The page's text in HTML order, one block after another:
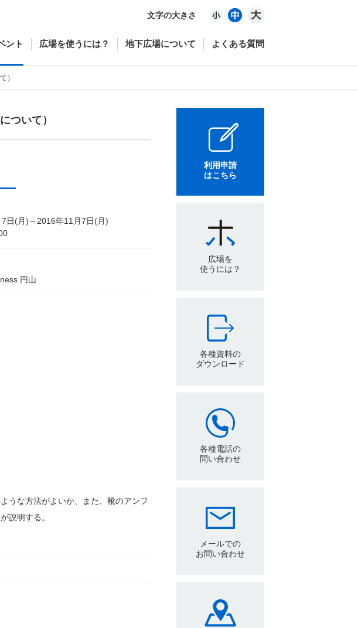
文字の大きさ
ント 広場を使うには？ 地下広場について よくある質問
）
ついて）
日(月)～2016年11月7日(月)
円山
うな方法がよいか、また、靴のアンフ
説明する。
利用申請
はこちら
広場を
使うには？
各種資料の
ダウンロード
各種電話の
問い合わせ
メールでの
お問い合わせ